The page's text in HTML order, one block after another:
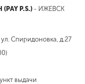
P.S.) - ИЖЕВСК
Спиридоновка, д.27
выдачи